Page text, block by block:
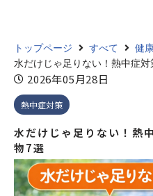
ン
テ
ン
ツ
ス
キ
ッ
トップページ すべて
健
水だけじゃ足りない！熱中症
2026年05月28日
熱中症対策
水だけじゃ足りない！熱
物7選